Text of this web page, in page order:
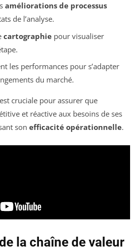
améliorations de processus
de l’analyse.
cartographiepour visualiser
les performances pour s’adapter
du marché.
cruciale pour assurer que
et réactive aux besoins de ses
son efficacité opérationnelle.
la chaîne de valeur